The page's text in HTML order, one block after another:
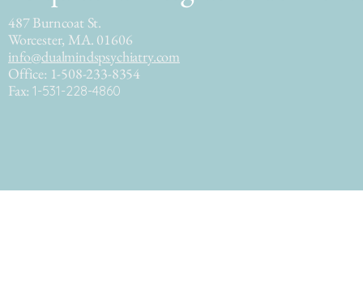
487 Burncoat St.
Worcester, MA. 01606
info@dualmindspsychiatry.com
Office: 1-508-233-8354
Fax:1-531-228-4860